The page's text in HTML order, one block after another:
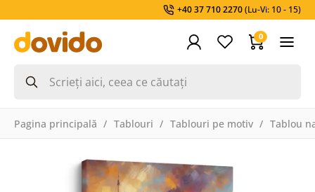
+40 37 710 2270(Lu-Vi: 10 - 15)
0
Pagina principală Tablouri Tablouri pe motiv Tablou